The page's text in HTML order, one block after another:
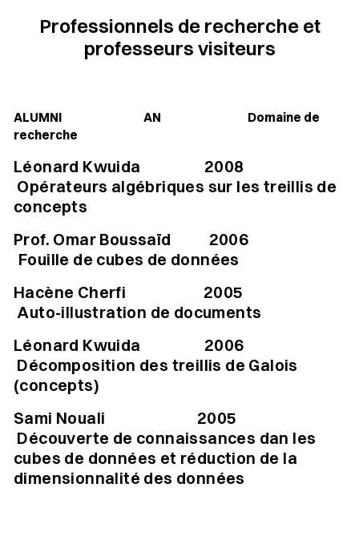
Professionnels de recherche et
professeurs visiteurs
ALUMNI AN
Domaine de
recherche
Léonard Kwuida 2008
Opérateurs algébriques sur les treillis de
concepts
Prof. Omar Boussaïd
2006
Fouille de cubes de données
Hacène Cherfi 2005
Auto-illustration de documents
Léonard Kwuida 2006
Décomposition des treillis de Galois
(concepts)
Sami Nouali 2005
Découverte de connaissances dan les
cubes de données et réduction de la
dimensionnalité des données